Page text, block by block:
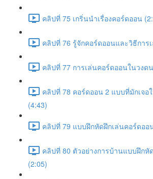
คลิปที่ 75 เกริ่นนำเรื่องคอร์ดออน
คลิปที่ 76 รู้จักคอร์ดออนและวิธีการ
คลิปที่ 77 การเล่นคอร์ดออนในวงด
คลิปที่ 78 คอร์ดออน 2 แบบที่มักเจอ
(4:43)
คลิปที่ 79 แบบฝึกหัดฝึกเล่นคอร์ดออ
คลิปที่ 80 ตัวอย่างการบ้านแบบฝึกหั
(2:05)